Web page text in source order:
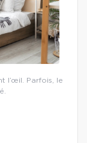
l’œil. Parfois, le